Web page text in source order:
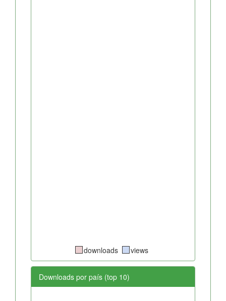
downloads views
Downloads por país (top 10)